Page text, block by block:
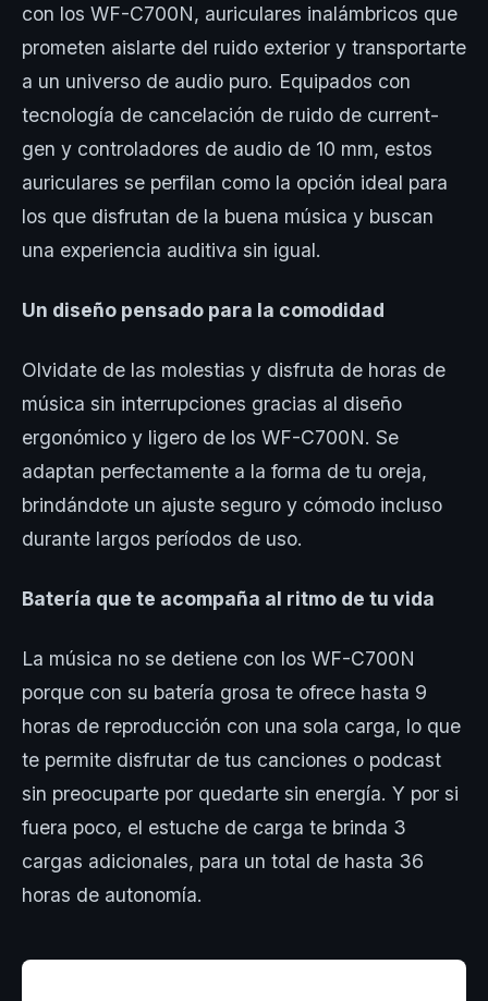
con los WF-C700N, auriculares inalámbricos que
prometen aislarte del ruido exterior y transportarte
a un universo de audio puro. Equipados con
tecnología de cancelación de ruido de current-
gen y controladores de audio de 10 mm, estos
auriculares se perfilan como la opción ideal para
los que disfrutan de la buena música y buscan
una experiencia auditiva sin igual.
Un diseño pensado para la comodidad
Olvidate de las molestias y disfruta de horas de
música sin interrupciones gracias al diseño
ergonómico y ligero de los WF-C700N. Se
adaptan perfectamente a la forma de tu oreja,
brindándote un ajuste seguro y cómodo incluso
durante largos períodos de uso.
Batería que te acompaña al ritmo de tu vida
La música no se detiene con los WF-C700N
porque con su batería grosa te ofrece hasta 9
horas de reproducción con una sola carga, lo que
te permite disfrutar de tus canciones o podcast
sin preocuparte por quedarte sin energía. Y por si
fuera poco, el estuche de carga te brinda 3
cargas adicionales, para un total de hasta 36
horas de autonomía.